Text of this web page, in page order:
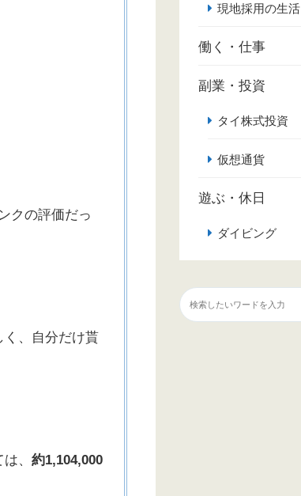
クの評価だっ
、自分だけ貰
、 約1,104,000
現地採用の生活
働く・仕事
副業・投資
タイ株式投資
仮想通貨
遊ぶ・休日
ダイビング